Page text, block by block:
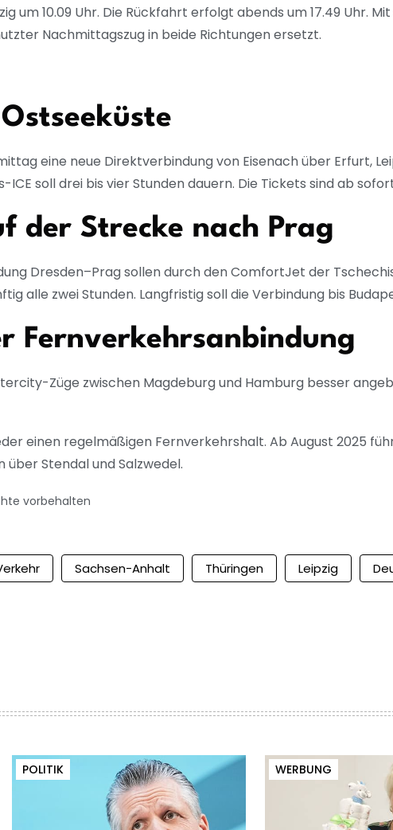
um 10.09 Uhr. Die Rückfahrt erfolgt abends um 17.49 Uhr.
Nachmittagszug in beide Richtungen ersetzt.
eine neue Direktverbindung von Eisenach über Erfurt,
soll drei bis vier Stunden dauern. Die Tickets sind ab
der Strecke nach Prag
Dresden–Prag sollen durch den ComfortJet der
alle zwei Stunden. Langfristig soll die Verbindung bis
Fernverkehrsanbindung
Züge zwischen Magdeburg und Hamburg besser
einen regelmäßigen Fernverkehrshalt. Ab August 2025
Stendal und Salzwedel.
vorbehalten
Sachsen-Anhalt Thüringen Leipzig
POLITIK WERBUNG